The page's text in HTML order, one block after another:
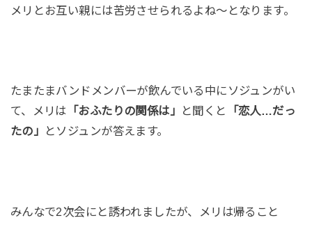
メリとお互い親には苦労させられるよね～となります。
たまたまバンドメンバーが飲んでいる中にソジュンがい
て、メリは 「おふたりの関係は」 と聞くと
「恋人…だっ
たの」
とソジュンが答えます。
みんなで2次会にと誘われましたが、メリは帰ること